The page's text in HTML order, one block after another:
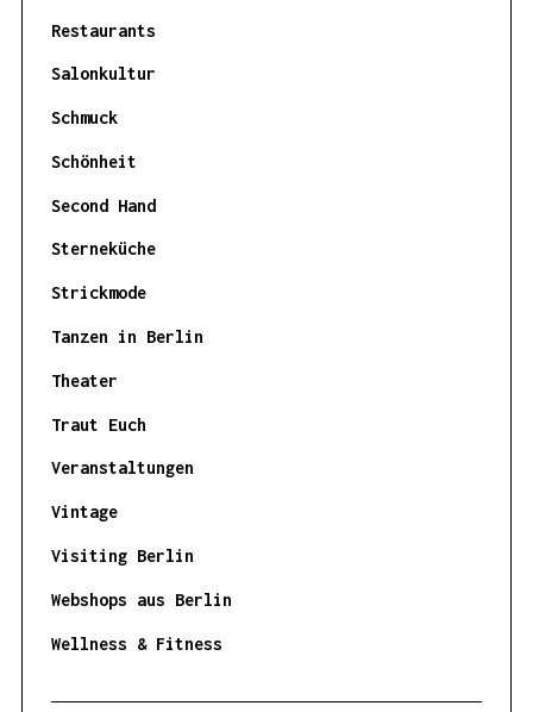
Restaurants
Salonkultur
Schmuck
Schönheit
Second Hand
Sterneküche
Strickmode
Tanzen in Berlin
Theater
Traut Euch
Veranstaltungen
Vintage
Visiting Berlin
Webshops aus Berlin
Wellness & Fitness